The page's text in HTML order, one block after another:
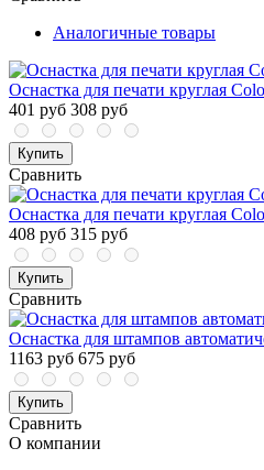
Аналогичные товары
Оснастка для печати круглая
401 руб 308 руб
Купить
Сравнить
Оснастка для печати круглая
408 руб 315 руб
Купить
Сравнить
Оснастка для штампов
1163 руб 675 руб
Купить
Сравнить
О компании